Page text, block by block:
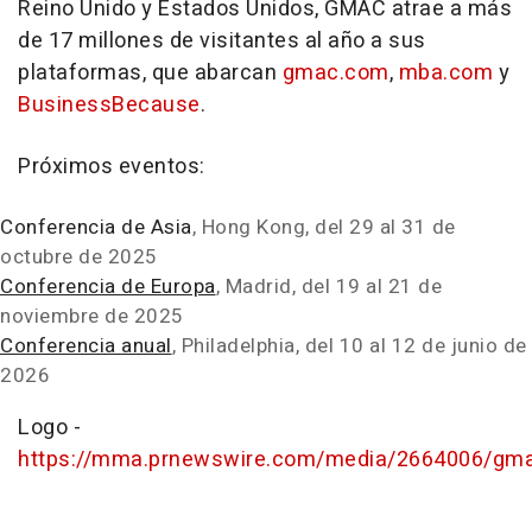
Reino Unido y Estados Unidos, GMAC atrae a más
de 17 millones de visitantes al año a sus
plataformas, que abarcan gmac.com, mba.com y
BusinessBecause.
Próximos eventos:
Conferencia de Asia, Hong Kong, del 29 al 31 de
octubre de 2025
Conferencia de Europa, Madrid, del 19 al 21 de
noviembre de 2025
Conferencia anual, Philadelphia, del 10 al 12 de junio de
2026
Logo -
https://mma.prnewswire.com/media/2664006/